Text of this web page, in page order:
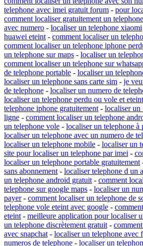
telephone avec imei gratuit forum - pour
comment localiser gratuitement un telephone
avec numero - localiser un telephone xiaomi
huawei eteint - comment localiser un
comment localiser un telephone iphone
un telephone sur maps - localiser un
comment localiser un telephone sur
de telephone portable - localiser un
localiser un telephone sans carte sim - je
de telephone - localiser un numero de
localiser un telephone perdu ou vole et eteint
telephone iphone gratuitement - localiser un
ligne - comment localiser un telephone
un telephone vole - localiser un telephone à
localiser un telephone avec un numero de
localiser un telephone mobile - localiser un
site pour localiser un telephone par imei -
localiser un telephone portable gratuitement
sans abonnement - localiser telephone d un
un telephone android gratuit - comment
telephone sur google maps - localiser un
payer- comment localiser un telephone de
telephone vole eteint avec google -
eteint - meilleure application pour localiser
un telephone discrètement gratuit -
avec snapchat - localiser un telephone avec
numeros de telephone - localiser un